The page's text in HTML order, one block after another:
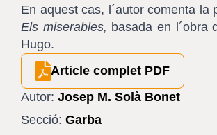
En aquest cas, l´autor comenta la
Els miserables, basada en l´obra
Hugo.
Article complet PDF
Autor: Josep M. Solà Bonet
Secció: Garba